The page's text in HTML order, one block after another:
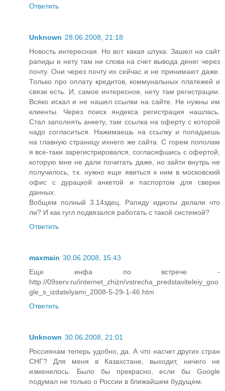
Ответить
Unknown 28.06.2008, 21:18
Новость интересная. Но вот какая штука. Зашел на сайт
рапиды и нету там ни слова на счет вывода денег через
почту. Они через почту их сейчас и не принимают даже.
Только про оплату кредитов, коммунальных платежей и
связи есть. И, самое интересное, нету там регистрации.
Всяко искал и не нашел ссылки на сайте. Не нужны им
клиенты. Через поиск яндекса регистрация нашлась.
Стал заполнять анкету, там ссылка на оферту с которой
надо согласиться. Нажимаешь на ссылку и попадаешь
на главную страницу ихнего же сайта. С горем пополам
я все-таки зарегистрировался, согласифшись с офертой,
которую мне не дали почитать даже, но зайти внутрь не
получилось, т.к. нужно еще явиться к ним в московский
офис с дурацкой анкетой и паспортом для сверки
данных.
Вобщем полный 3.14здец. Рапиду идиоты делали что
ли? И как гугл подвязался работать с такой системой?
Ответить
maxmain 30.06.2008, 15:43
Еще инфа по встрече -
http://09serv.ru/internet_zhizn/vstrecha_predstaviteleiy_goo
gle_s_izdatelyami_2008-5-29-1-46.htm
Ответить
Unknown 30.06.2008, 21:01
Россиянам теперь удобно, да. А что насчет других стран
СНГ? Для меня в Казахстане, выходит, ничего не
изменилось. Было бы прекрасно, если бы Google
подумал не только о России в ближайшем будущем.